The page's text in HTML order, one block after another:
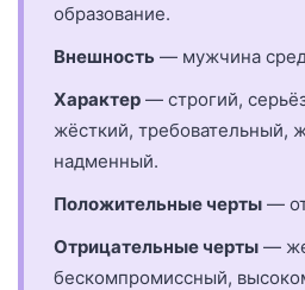
образование.
Внешность — мужчина
Характер — строгий,
жёсткий, требовательный,
надменный.
Положительные черты —
Отрицательные черты —
бескомпромиссный,